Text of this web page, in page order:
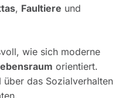
, Faultiere und
wie sich moderne
orientiert.
das Sozialverhalten